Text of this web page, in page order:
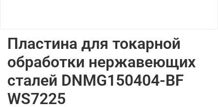
Пластина для токарной
обработки нержавеющих
сталей DNMG150404-BF
WS7225